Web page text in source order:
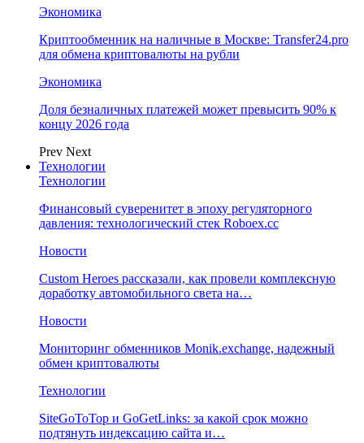
Экономика
Криптообменник на наличные в Москве: Transfer24.pro
для обмена криптовалюты на рубли
Экономика
Доля безналичных платежей может превысить 90% к
концу 2026 года
Prev Next
Технологии
Технологии
Финансовый суверенитет в эпоху регуляторного
давления: технологический стек Roboex.cc
Новости
Custom Heroes рассказали, как провели комплексную
доработку автомобильного света на…
Новости
Мониторинг обменников Monik.exchange, надежный
обмен криптовалюты
Технологии
SiteGoToTop и GoGetLinks: за какой срок можно
подтянуть индексацию сайта и…